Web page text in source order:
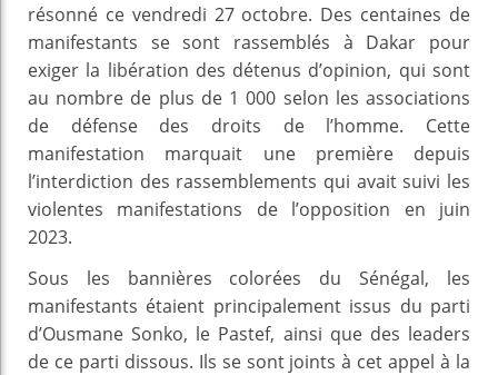
résonné ce vendredi 27 octobre. Des centaines de
manifestants se sont rassemblés à Dakar pour
exiger la libération des détenus d’opinion, qui sont
au nombre de plus de 1 000 selon les associations
de défense des droits de l’homme. Cette
manifestation marquait une première depuis
l’interdiction des rassemblements qui avait suivi les
violentes manifestations de l’opposition en juin
2023.
Sous les bannières colorées du Sénégal, les
manifestants étaient principalement issus du parti
d’Ousmane Sonko, le Pastef, ainsi que des leaders
de ce parti dissous. Ils se sont joints à cet appel à la